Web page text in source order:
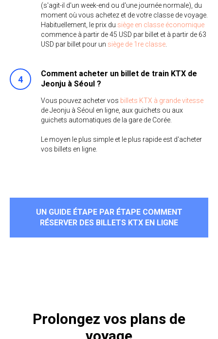
(s'agit-il d'un week-end ou d'une journée normale), du
moment où vous achetez et de votre classe de voyage.
Habituellement, le prix du siège en classe économique
commence à partir de 45 USD par billet et à partir de 63
USD par billet pour un siège de 1re classe
Comment acheter un billet de train KTX de
Jeonju à Séoul ?
Vous pouvez acheter vos billets KTX à grande vitesse
de Jeonju à Séoul en ligne, aux guichets ou aux
guichets automatiques de la gare de Corée.
Le moyen le plus simple et le plus rapide est d'acheter
vos billets en ligne.
UN GUIDE ÉTAPE PAR ÉTAPE COMMENT
RÉSERVER DES BILLETS KTX EN LIGNE
Prolongez vos plans de